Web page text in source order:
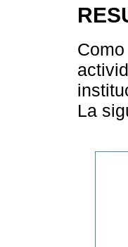
La